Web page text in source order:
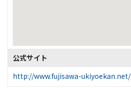
公式サイト
http://www.fujisawa-ukiyoekan.net/